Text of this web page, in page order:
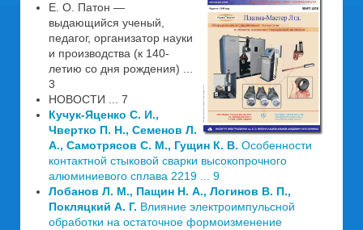
Е. О. Патон —
выдающийся ученый,
педагог, организатор науки
и производства (к 140-
летию со дня рождения) ...
3
НОВОСТИ ... 7
Кучук-Яценко С. И.,
Чвертко П. Н., Семенов Л.
А., Самотрясов С. М., Гущин К. В. Особенности
контактной стыковой сварки высокопрочного
алюминиевого сплава 2219 ... 9
Лобанов Л. М., Пащин Н. А., Логинов В. П.,
Покляцкий А. Г. Влияние электроимпульсной
обработки на остаточное формоизменение